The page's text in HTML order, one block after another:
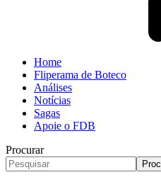
Home
Fliperama de Boteco
Análises
Notícias
Sagas
Apoie o FDB
Procurar